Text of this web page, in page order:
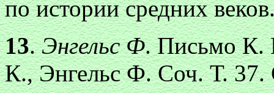
по истории средних
13.Энгельс Ф. Письмо К.
К., Энгельс Ф. Соч. Т. 37.